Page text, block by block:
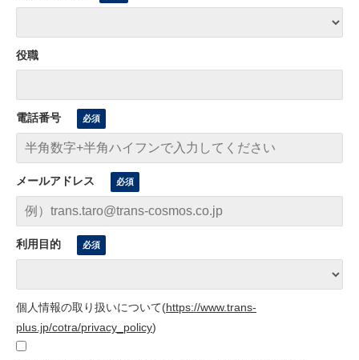
役職
電話番号
メールアドレス
利用目的
個人情報の取り扱いについて(https://www.trans-
plus.jp/cotra/privacy_policy)